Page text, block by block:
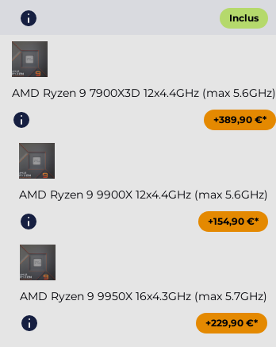
Inclus
AMD Ryzen 9 7900X3D 12x4.4GHz (max 5.6GHz)
+389,90 €*
AMD Ryzen 9 9900X 12x4.4GHz (max 5.6GHz)
+154,90 €*
AMD Ryzen 9 9950X 16x4.3GHz (max 5.7GHz)
+229,90 €*